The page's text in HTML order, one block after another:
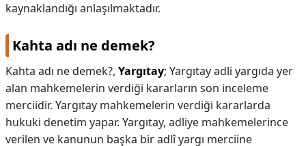
kaynaklandığı anlaşılmaktadır.
Kahta adı ne demek?
Kahta adı ne demek?, Yargıtay; Yargıtay adli yargıda yer
alan mahkemelerin verdiği kararların son inceleme
merciidir. Yargıtay mahkemelerin verdiği kararlarda
hukuki denetim yapar. Yargıtay, adliye mahkemelerince
verilen ve kanunun başka bir adlî yargı merciine